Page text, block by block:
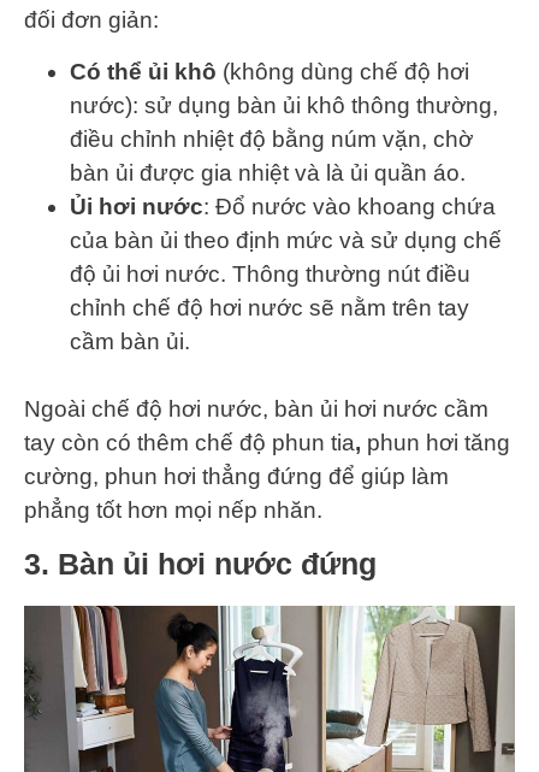
đối đơn giản:
Có thể ủi khô (không dùng chế độ hơi
nước): sử dụng bàn ủi khô thông thường,
điều chỉnh nhiệt độ bằng núm vặn, chờ
bàn ủi được gia nhiệt và là ủi quần áo.
Ủi hơi nước: Đổ nước vào khoang chứa
của bàn ủi theo định mức và sử dụng chế
độ ủi hơi nước. Thông thường nút điều
chỉnh chế độ hơi nước sẽ nằm trên tay
cầm bàn ủi.
Ngoài chế độ hơi nước, bàn ủi hơi nước cầm
tay còn có thêm chế độ phun tia, phun hơi tăng
cường, phun hơi thẳng đứng để giúp làm
phẳng tốt hơn mọi nếp nhăn.
3. Bàn ủi hơi nước đứng